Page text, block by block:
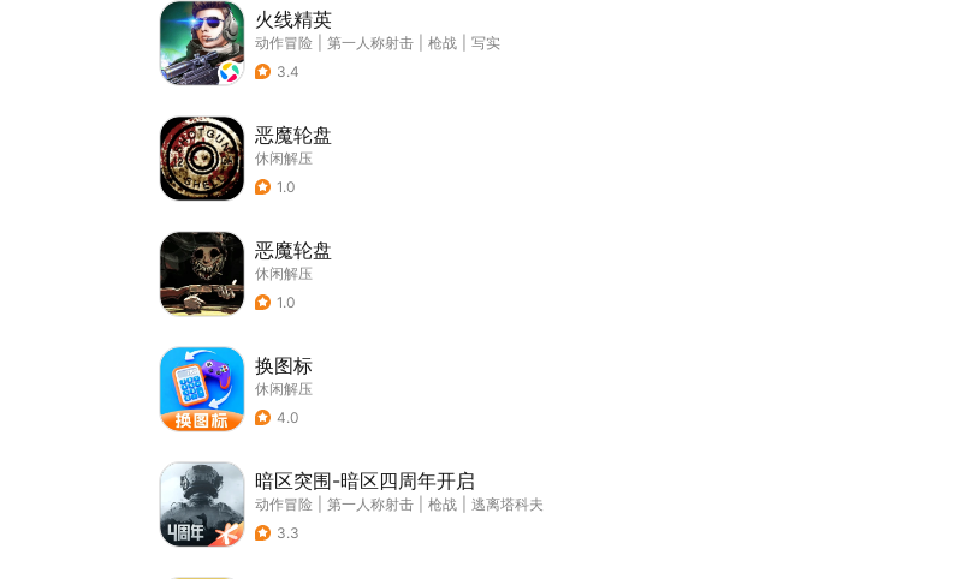
火线精英
动作冒险 第一人称射击 枪战
写实
3.4
恶魔轮盘
休闲解压
1.0
恶魔轮盘
休闲解压
1.0
换图标
休闲解压
4.0
暗区突围-暗区四周年开启
动作冒险 第一人称射击 枪战
逃离塔科夫
3.3